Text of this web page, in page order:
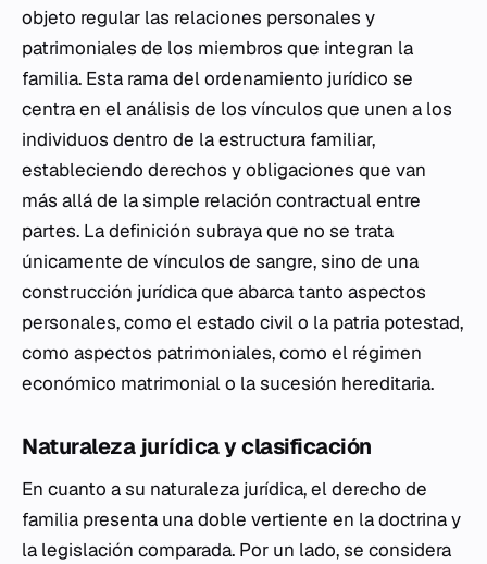
objeto regular las relaciones personales y
patrimoniales de los miembros que integran la
familia. Esta rama del ordenamiento jurídico se
centra en el análisis de los vínculos que unen a los
individuos dentro de la estructura familiar,
estableciendo derechos y obligaciones que van
más allá de la simple relación contractual entre
partes. La definición subraya que no se trata
únicamente de vínculos de sangre, sino de una
construcción jurídica que abarca tanto aspectos
personales, como el estado civil o la patria potestad,
como aspectos patrimoniales, como el régimen
económico matrimonial o la sucesión hereditaria.
Naturaleza jurídica y clasificación
En cuanto a su naturaleza jurídica, el derecho de
familia presenta una doble vertiente en la doctrina y
la legislación comparada. Por un lado, se considera